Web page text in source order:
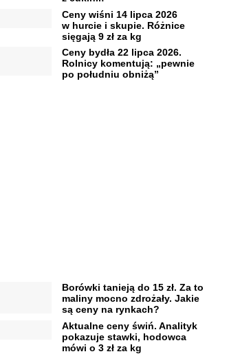
Ceny wiśni 14 lipca 2026
w hurcie i skupie. Różnice
sięgają 9 zł za kg
Ceny bydła 22 lipca 2026.
Rolnicy komentują: „pewnie
po południu obniżą”
Borówki tanieją do 15 zł. Za to
maliny mocno zdrożały. Jakie
są ceny na rynkach?
Aktualne ceny świń. Analityk
pokazuje stawki, hodowca
mówi o 3 zł za kg